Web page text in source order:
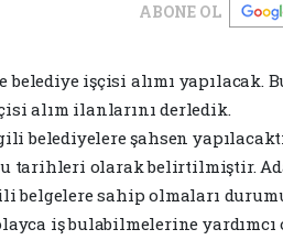
ABONE OL
belediye işçisi alımı yapılacak.
alım ilanlarını derledik.
belediyelere şahsen
tarihleri olarak belirtilmiştir.
belgelere sahip olmaları
iş bulabilmelerine yardımcı